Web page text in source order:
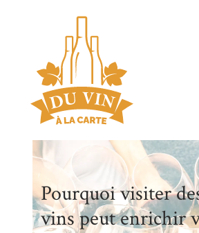
Pourquoi visiter
vins peut enrichir